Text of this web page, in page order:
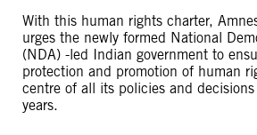
With this human rights charter,
urges the newly formed National
(NDA) -led Indian government to
protection and promotion of human
centre of all its policies and
years.